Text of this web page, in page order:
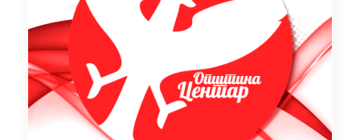
понудувач.